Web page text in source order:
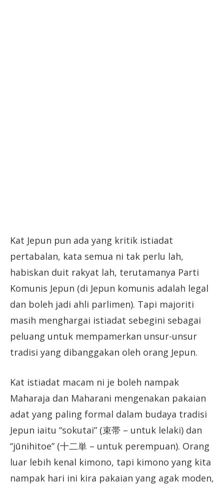
Kat Jepun pun ada yang kritik istiadat
pertabalan, kata semua ni tak perlu lah,
habiskan duit rakyat lah, terutamanya Parti
Komunis Jepun (di Jepun komunis adalah legal
dan boleh jadi ahli parlimen). Tapi majoriti
masih menghargai istiadat sebegini sebagai
peluang untuk mempamerkan unsur-unsur
tradisi yang dibanggakan oleh orang Jepun.
Kat istiadat macam ni je boleh nampak
Maharaja dan Maharani mengenakan pakaian
adat yang paling formal dalam budaya tradisi
Jepun iaitu “sokutai” (束帯 – untuk lelaki) dan
“jūnihitoe” (十二単 – untuk perempuan). Orang
luar lebih kenal kimono, tapi kimono yang kita
nampak hari ini kira pakaian yang agak moden,